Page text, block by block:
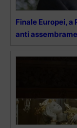
Finale Europei,
anti